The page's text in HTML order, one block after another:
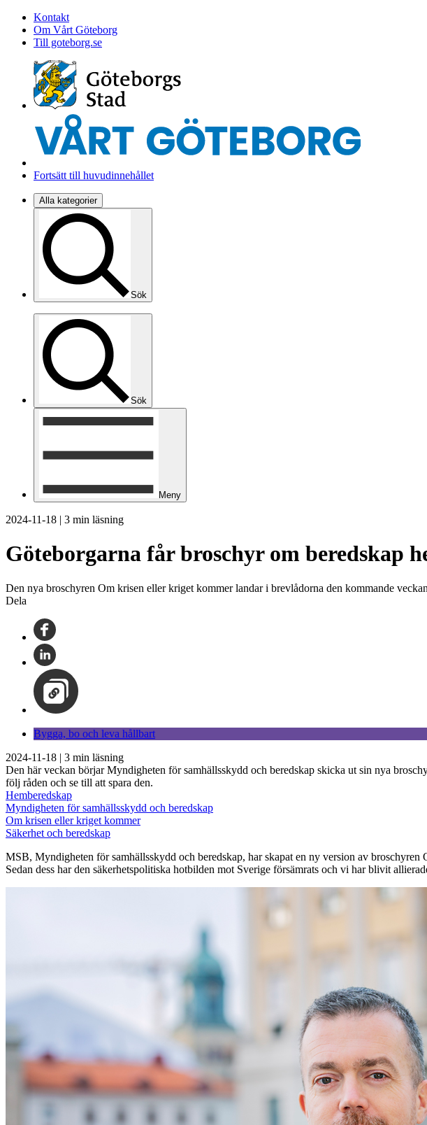
Kontakt
Om Vårt Göteborg
Till goteborg.se
Fortsätt till huvudinnehållet
Alla kategorier
Sök
Sök
Meny
2024-11-18 | 3 min läsning
Göteborgarna får broschyr om beredskap
Den nya broschyren Om krisen eller kriget kommer landar i brevlådorna den kommande
Dela
Bygga, bo och leva hållbart
2024-11-18 | 3 min läsning
Den här veckan börjar Myndigheten för samhällsskydd och beredskap skicka ut sin nya
följ råden och se till att spara den.
Hemberedskap
Myndigheten för samhällsskydd och beredskap
Om krisen eller kriget kommer
Säkerhet och beredskap
MSB, Myndigheten för samhällsskydd och beredskap, har skapat en ny version av
Sedan dess har den säkerhetspolitiska hotbilden mot Sverige försämrats och vi har blivit